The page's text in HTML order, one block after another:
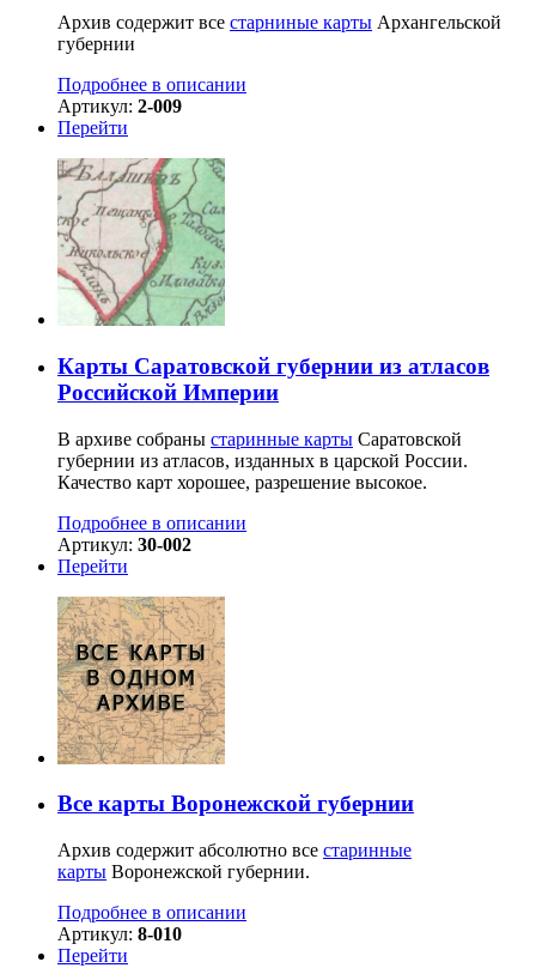
Архив содержит все старниные карты Архангельской
губернии
Подробнее в описании
Артикул: 2-009
Перейти
Карты Саратовской губернии из атласов
Российской Империи
В архиве собраны старинные карты Саратовской
губернии из атласов, изданных в царской России.
Качество карт хорошее, разрешение высокое.
Подробнее в описании
Артикул: 30-002
Перейти
Все карты Воронежской губернии
Архив содержит абсолютно все старинные
карты Воронежской губернии.
Подробнее в описании
Артикул: 8-010
Перейти